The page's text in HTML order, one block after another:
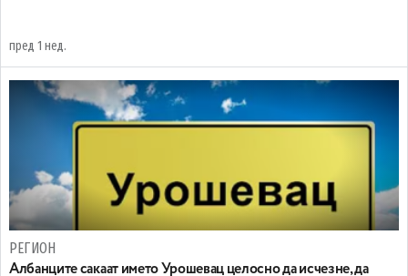
пред 1 нед.
РЕГИОН
Aлбанците сакаат името Урошевац целосно да исчезне, да